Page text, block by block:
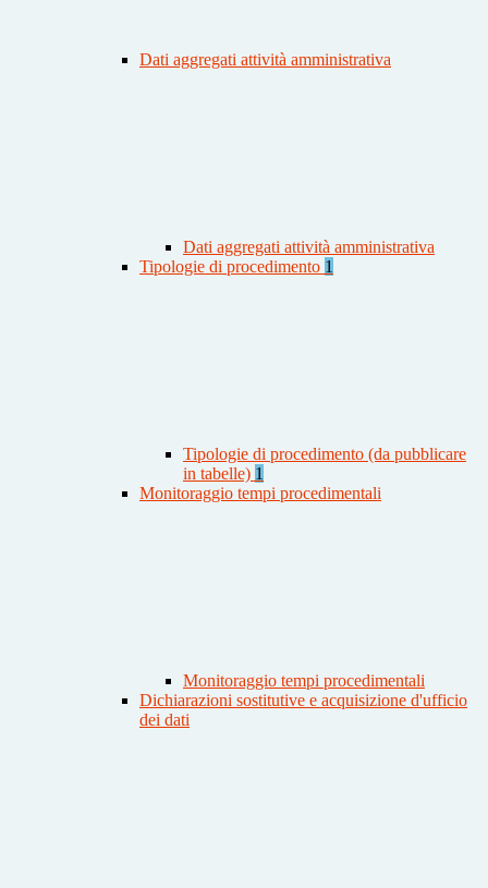
Dati aggregati attività amministrativa
Dati aggregati attività amministrativa
Tipologie di procedimento 1
Tipologie di procedimento (da pubblicare
in tabelle) 1
Monitoraggio tempi procedimentali
Monitoraggio tempi procedimentali
Dichiarazioni sostitutive e acquisizione d'ufficio
dei dati